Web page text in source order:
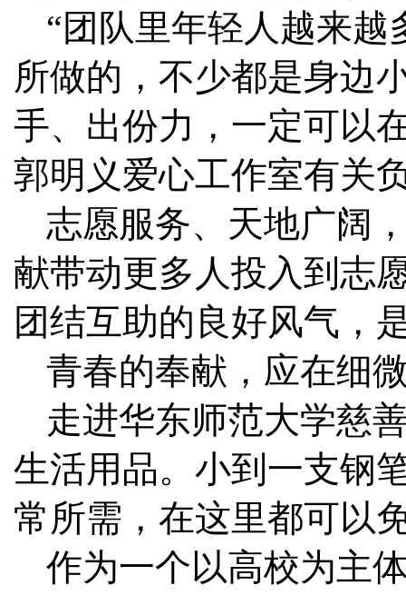
“团队里年轻人越来
所做的，不少都是身边
手、出份力，一定可以
郭明义爱心工作室有关
志愿服务、天地广阔
献带动更多人投入到志
团结互助的良好风气，
青春的奉献，应在细
走进华东师范大学慈
生活用品。小到一支钢
常所需，在这里都可以
作为一个以高校为主